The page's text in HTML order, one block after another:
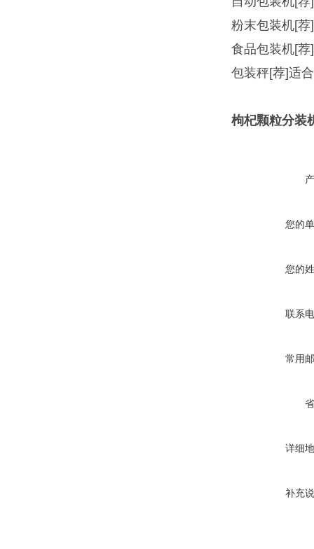
粉末包装机[
食品包装机[
包装秤[荐]适
枸杞颗粒分装
您的
您的
联系
常用
详细
补充